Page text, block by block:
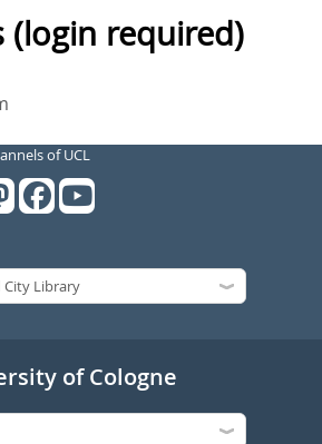
(login required)
of UCL
of Cologne